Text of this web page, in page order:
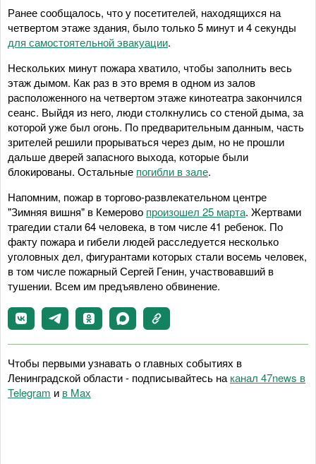
Ранее сообщалось, что у посетителей, находящихся на
четвертом этаже здания, было только 5 минут и 4 секунды
для самостоятельной эвакуации.
Нескольких минут пожара хватило, чтобы заполнить весь
этаж дымом. Как раз в это время в одном из залов
расположенного на четвертом этаже кинотеатра закончился
сеанс. Выйдя из него, люди столкнулись со стеной дыма, за
которой уже был огонь. По предварительным данным, часть
зрителей решили прорываться через дым, но не прошли
дальше дверей запасного выхода, которые были
блокированы. Остальные погибли в зале.
Напомним, пожар в торгово-развлекательном центре
"Зимняя вишня" в Кемерово произошел 25 марта. Жертвами
трагедии стали 64 человека, в том числе 41 ребенок. По
факту пожара и гибели людей расследуется несколько
уголовных дел, фигурантами которых стали восемь человек,
в том числе пожарный Сергей Генин, участвовавший в
тушении. Всем им предъявлено обвинение.
Чтобы первыми узнавать о главных событиях в
Ленинградской области - подписывайтесь на канал 47news в
Telegram и в Maх